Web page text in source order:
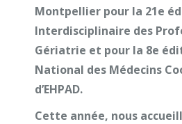
Montpellier pour la 21e
Interdisciplinaire des
Gériatrie et pour la 8e
National des Médecins
d’EHPAD.
Cette année, nous